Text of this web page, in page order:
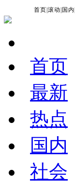
首页 |滚动 国内
首页
最新
热点
国内
社会